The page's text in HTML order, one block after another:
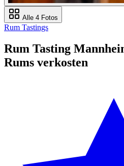
Alle 4 Fotos
Rum Tastings
Rum Tasting
Rums verkosten